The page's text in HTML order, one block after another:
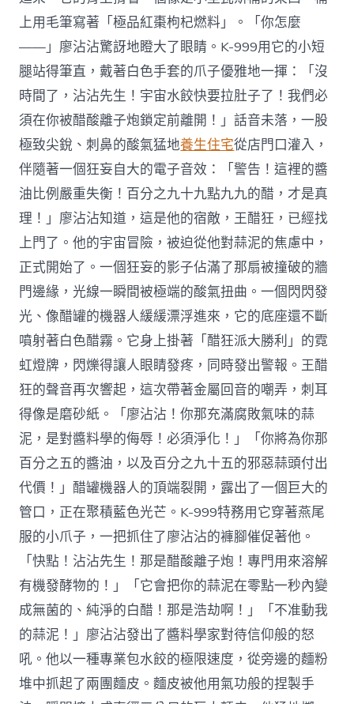
上用毛筆寫著「極品紅棗枸杞燃料」。「你怎麼
——」廖沾沾驚訝地瞪大了眼睛。K-999用它的小短
腿站得筆直，戴著白色手套的爪子優雅地一揮：「沒
時間了，沾沾先生！宇宙水餃快要拉肚子了！我們必
須在你被醋酸離子炮鎖定前離開！」話音未落，一股
極致尖銳、刺鼻的酸氣猛地養生住宅從店門口灌入，
伴隨著一個狂妄自大的電子音效：「警告！這裡的醬
油比例嚴重失衡！百分之九十九點九九的醋，才是真
理！」廖沾沾知道，這是他的宿敵，王醋狂，已經找
上門了。他的宇宙冒險，被迫從他對蒜泥的焦慮中，
正式開始了。一個狂妄的影子佔滿了那扇被撞破的牆
門邊緣，光線一瞬間被極端的酸氣扭曲。一個閃閃發
光、像醋罐的機器人緩緩漂浮進來，它的底座還不斷
噴射著白色醋霧。它身上掛著「醋狂派大勝利」的霓
虹燈牌，閃爍得讓人眼睛發疼，同時發出警報。王醋
狂的聲音再次響起，這次帶著金屬回音的嘲弄，刺耳
得像是磨砂紙。「廖沾沾！你那充滿腐敗氣味的蒜
泥，是對醬料學的侮辱！必須淨化！」「你將為你那
百分之五的醬油，以及百分之九十五的邪惡蒜頭付出
代價！」醋罐機器人的頂端裂開，露出了一個巨大的
管口，正在聚積藍色光芒。K-999特務用它穿著燕尾
服的小爪子，一把抓住了廖沾沾的褲腳催促著他。
「快點！沾沾先生！那是醋酸離子炮！專門用來溶解
有機發酵物的！」「它會把你的蒜泥在零點一秒內變
成無菌的、純淨的白醋！那是浩劫啊！」「不准動我
的蒜泥！」廖沾沾發出了醬料學家對待信仰般的怒
吼。他以一種專業包水餃的極限速度，從旁邊的麵粉
堆中抓起了兩團麵皮。麵皮被他用氣功般的捏製手